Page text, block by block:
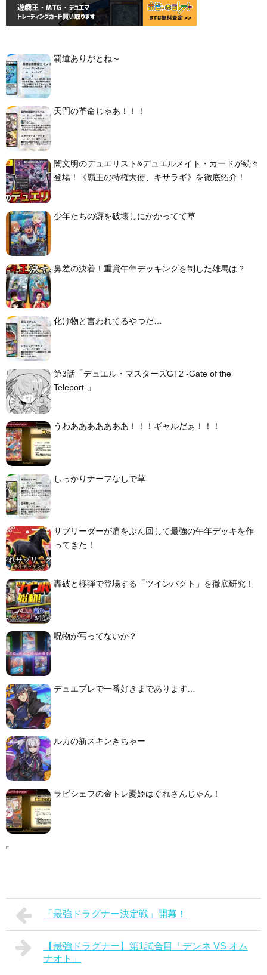
覇道ありがとね～
天門の革命じゃあ！！！
闇文明のデュエリスト&デュエルメイト・カードが続々
登場！《覇王の特権大使、キサラギ》を徹底紹介！
少年たちの癖を破壊しにかかってて草
鼻差の決着！重賞午年デッキングを制した雄馬は？
化け物と言われてるやつだ…
第3話「デュエル・マスターズGT2 -Gate of the
Teleport-」
うわあああああああ！！！ギャルだぁ！！！
しっかりナーフなしで草
サブリーダーが肩をぶん回して最強の午年デッキを作
ってきた！
轟破と極弾で登場する「ツインパクト」を徹底研究！
呪物が写ってないか？
デュエプレで一番好きまであります…
ルカの新スキンきちゃー
ラビシェフの金トレ憂姫はぐれさんじゃん！
「最強ドラグナー決定戦」開幕！
【最強ドラグナー】第1試合目「デンネ VS オム
ナオト」